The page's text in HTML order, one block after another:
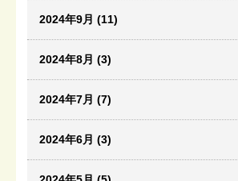
2024年9月 (11)
2024年8月 (3)
2024年7月 (7)
2024年6月 (3)